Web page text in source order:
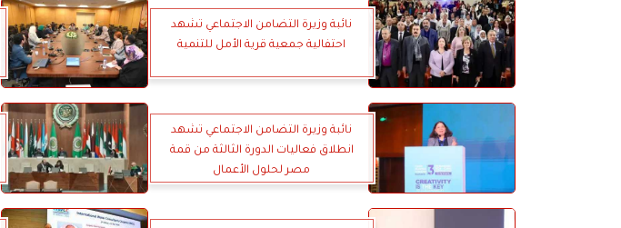
نائبة وزيرة التضامن الاجتماعي تشهد
احتفالية جمعية قرية الأمل للتنمية
نائبة وزيرة التضامن الاجتماعي تشهد
انطلاق فعاليات الدورة الثالثة من قمة
مصر لحلول الأعمال